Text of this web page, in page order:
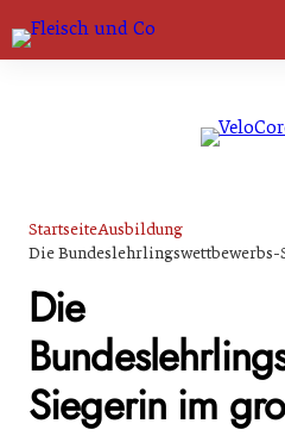
Marktführer
StartseiteAusbildung
Die
Die
Siegerin im